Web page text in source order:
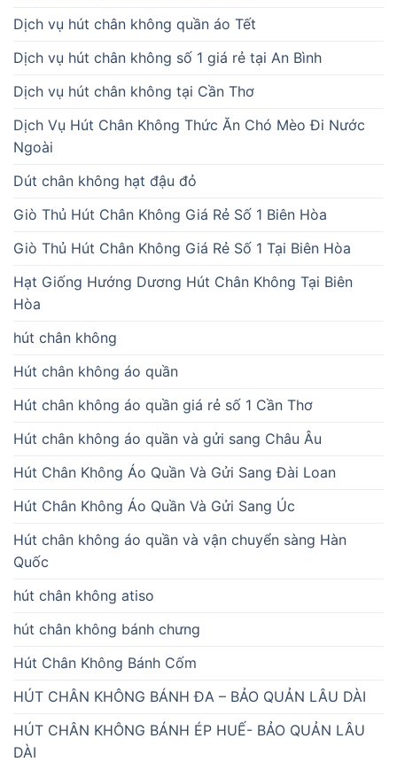
Dịch vụ hút chân không quần áo Tết
Dịch vụ hút chân không số 1 giá rẻ tại An Bình
Dịch vụ hút chân không tại Cần Thơ
Dịch Vụ Hút Chân Không Thức Ăn Chó Mèo Đi Nước
Ngoài
Dút chân không hạt đậu đỏ
Giò Thủ Hút Chân Không Giá Rẻ Số 1 Biên Hòa
Giò Thủ Hút Chân Không Giá Rẻ Số 1 Tại Biên Hòa
Hạt Giống Hướng Dương Hút Chân Không Tại Biên
Hòa
hút chân không
Hút chân không áo quần
Hút chân không áo quần giá rẻ số 1 Cần Thơ
Hút chân không áo quần và gửi sang Châu Âu
Hút Chân Không Áo Quần Và Gửi Sang Đài Loan
Hút Chân Không Áo Quần Và Gửi Sang Úc
Hút chân không áo quần và vận chuyển sàng Hàn
Quốc
hút chân không atiso
hút chân không bánh chưng
Hút Chân Không Bánh Cốm
HÚT CHÂN KHÔNG BÁNH ĐA – BẢO QUẢN LÂU DÀI
HÚT CHÂN KHÔNG BÁNH ÉP HUẾ- BẢO QUẢN LÂU
DÀI